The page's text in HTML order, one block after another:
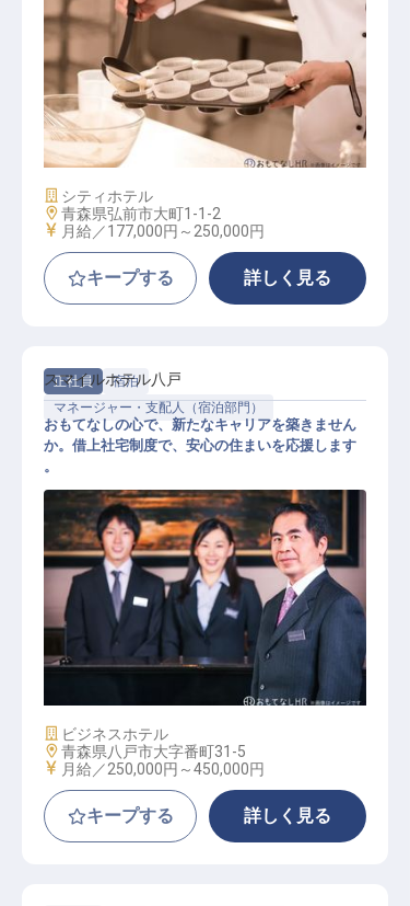
ペストリー【製菓】スタッフ
施設業態
シティホテル
勤務地
青森県弘前市大町1-1-2
給与
月給／177,000円～ 250,000円
キープする 詳しく見る
正社員
宿泊
マネージャー・支配人（宿泊部門）
ホテル副支配人・マネージャー候補
スマイルホテル八戸
おもてなしの心で、新たなキャリアを築きません
か。借上社宅制度で、安心の住まいを応援します
。
施設業態
ビジネスホテル
勤務地
青森県八戸市大字番町31-5
給与
月給／250,000円～450,000円
キープする 詳しく見る